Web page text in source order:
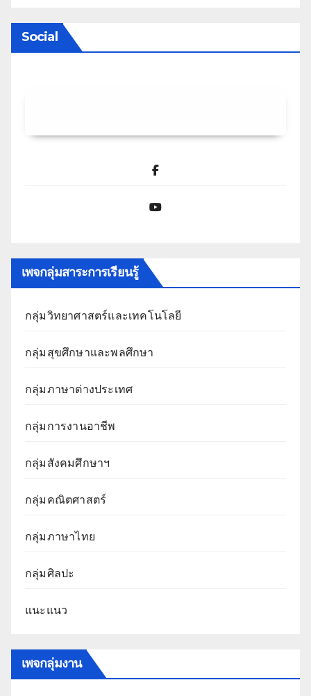
Social
Facebook
YouTube
เพจกลุ่มสาระการเรียนรู้
กลุ่มวิทยาศาสตร์และเทคโนโลยี
กลุ่มสุขศึกษาและพลศึกษา
กลุ่มภาษาต่างประเทศ
กลุ่มการงานอาชีพ
กลุ่มสังคมศึกษาฯ
กลุ่มคณิตศาสตร์
กลุ่มภาษาไทย
กลุ่มศิลปะ
แนะแนว
เพจกลุ่มงาน